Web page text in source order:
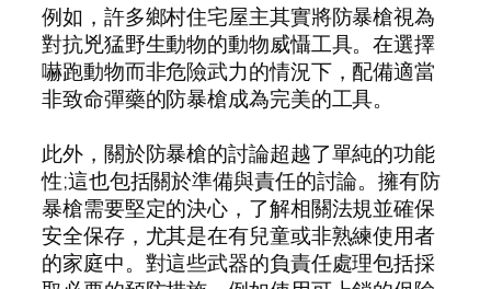
例如，許多鄉村住宅屋主其實將防暴槍視為
對抗兇猛野生動物的動物威懾工具。在選擇
嚇跑動物而非危險武力的情況下，配備適當
非致命彈藥的防暴槍成為完美的工具。
此外，關於防暴槍的討論超越了單純的功能
性;這也包括關於準備與責任的討論。擁有防
暴槍需要堅定的決心，了解相關法規並確保
安全保存，尤其是在有兒童或非熟練使用者
的家庭中。對這些武器的負責任處理包括採